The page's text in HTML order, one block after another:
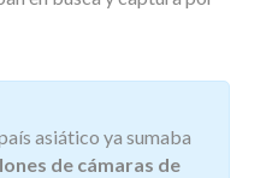
asiático ya sumaba
de cámaras de